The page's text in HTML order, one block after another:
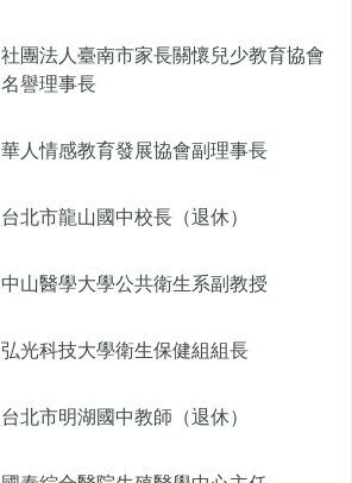
社團法人臺南市家長關懷兒少教育協會
名譽理事長
華人情感教育發展協會副理事長
台北市龍山國中校長（退休）
中山醫學大學公共衛生系副教授
弘光科技大學衛生保健組組長
台北市明湖國中教師（退休）